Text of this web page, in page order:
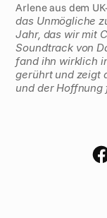
Arlene aus dem
das Unmögliche
Jahr, das wir mit
Soundtrack von
fand ihn wirklich
gerührt und zeigt
und der Hoffnung